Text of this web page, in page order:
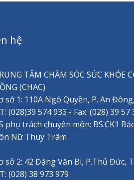
hệ
TÂM CHĂM SÓC SỨC KHỎE
(CHAC)
sở 1: 110A Ngô Quyền, P. An
(028)39 574 933 - Fax: (028) 39 57
phụ trách chuyên môn: BS.CK1
Nữ Thùy Trâm
sở 2: 42 Đặng Văn Bi, P.Thủ Đức,
(028) 38 973 979